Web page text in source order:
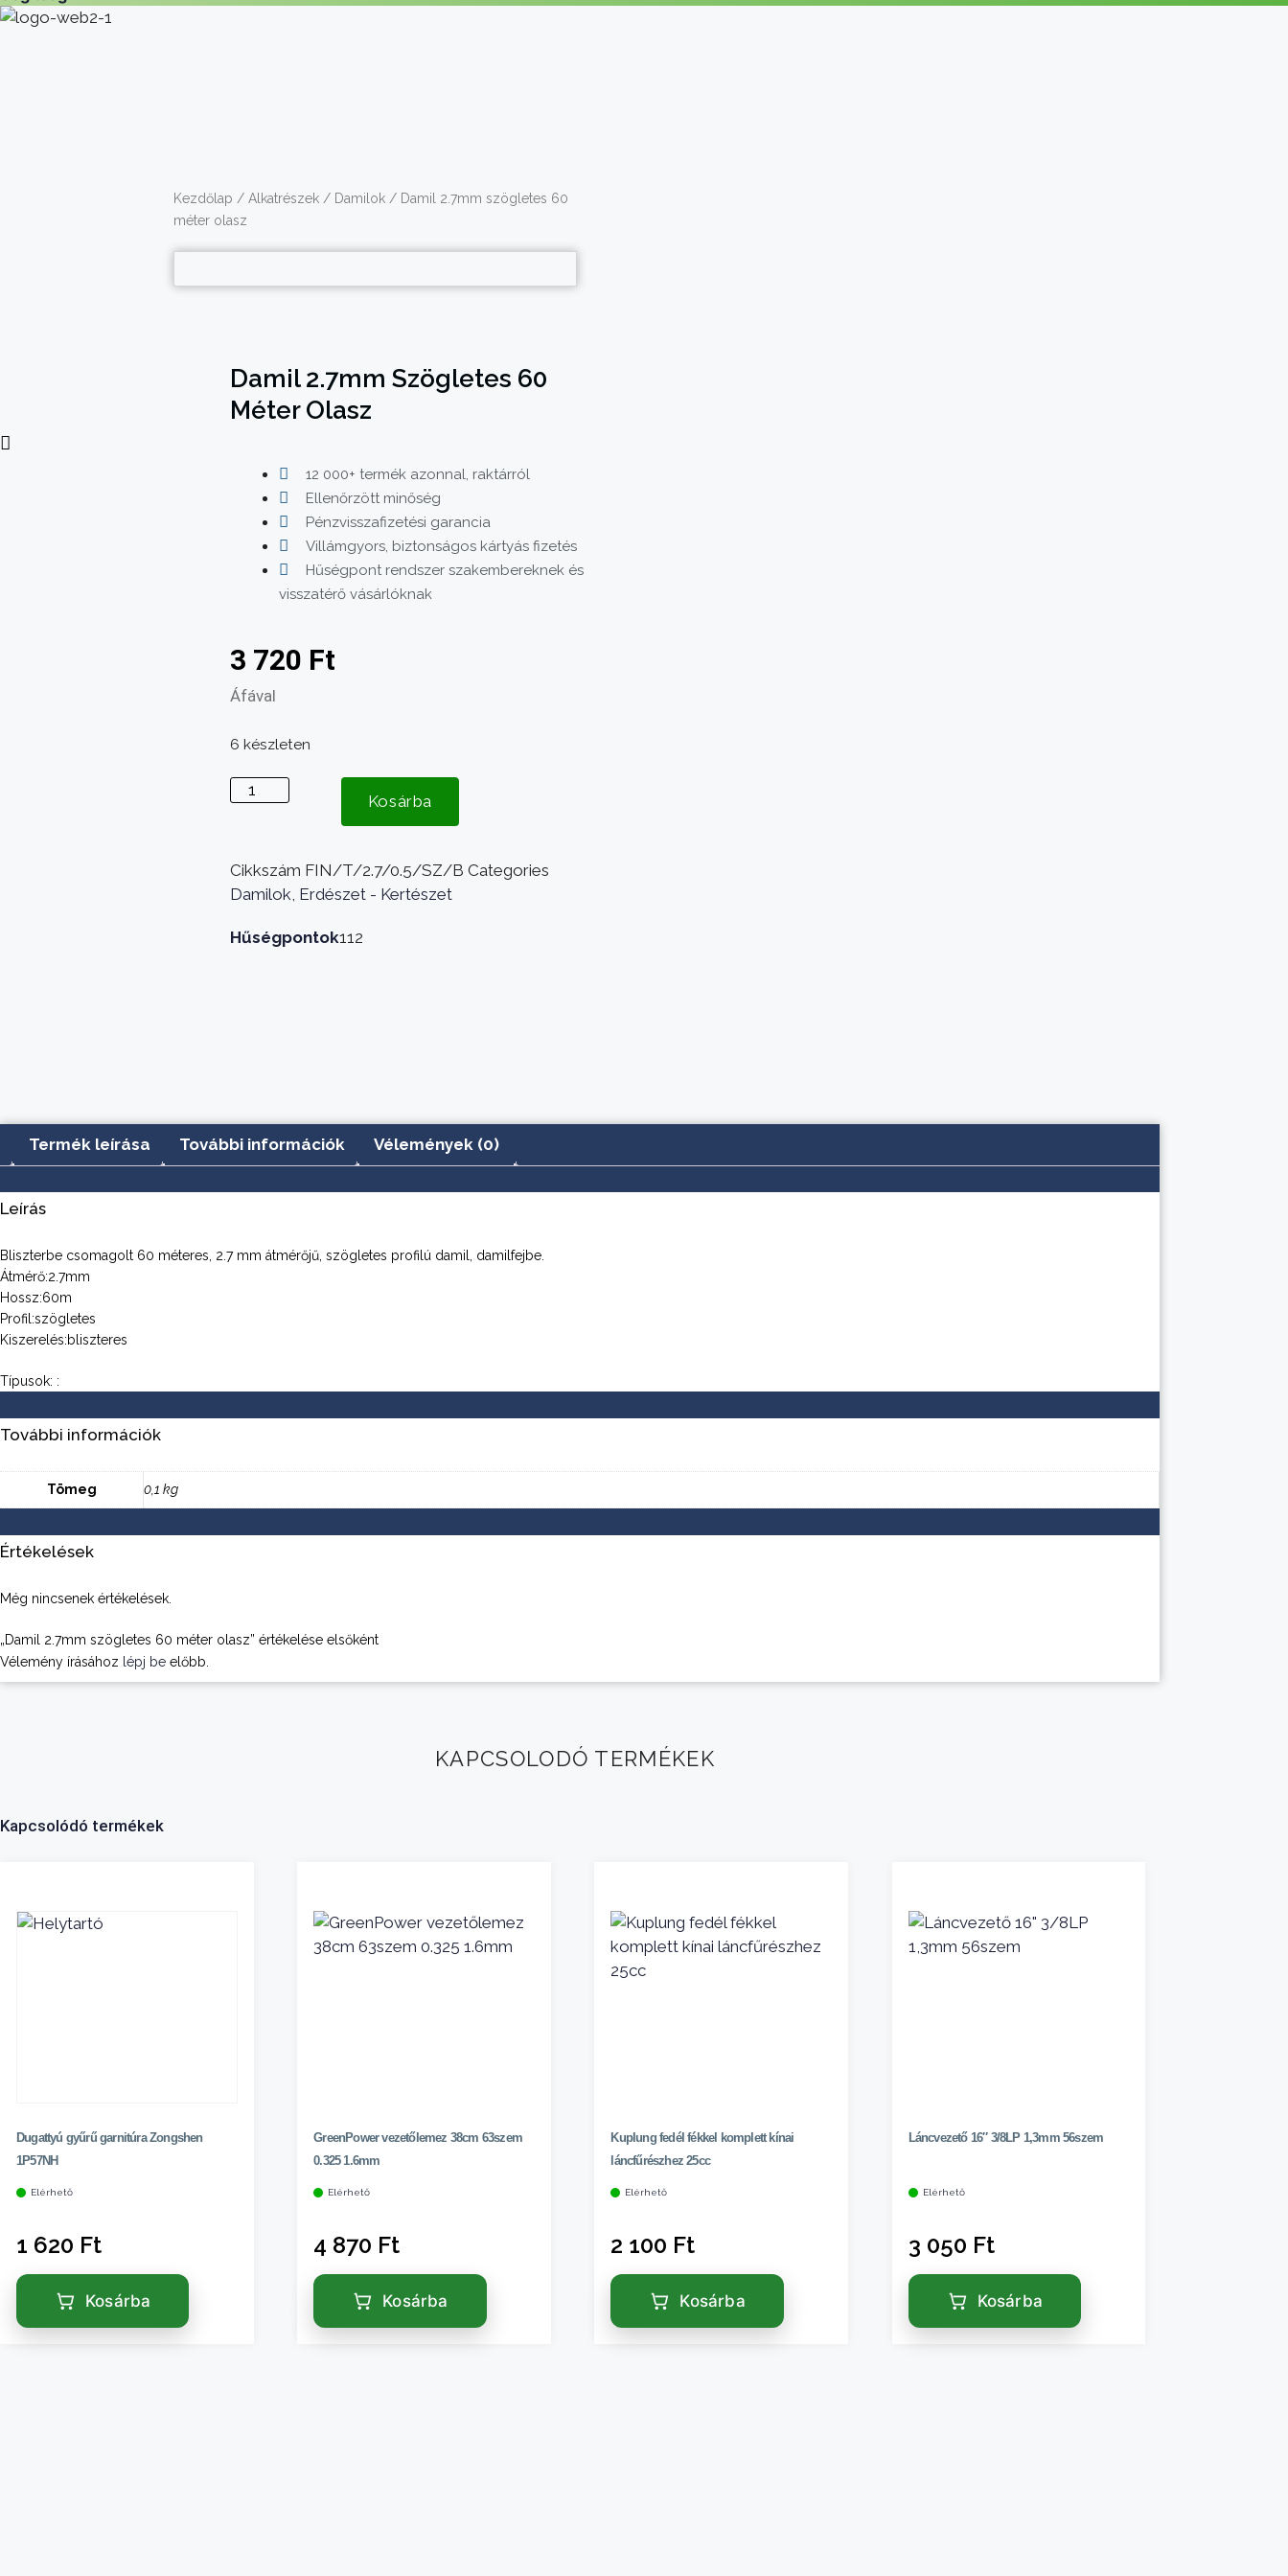
Kezdőlap / Alkatrészek / Damilok / Damil 2.7mm szögletes 60
méter olasz
Damil 2.7mm Szögletes 60
Méter Olasz
12 000+ termék azonnal, raktárról
Ellenőrzött minőség
Pénzvisszafizetési garancia
Villámgyors, biztonságos kártyás fizetés
Hűségpont rendszer szakembereknek és
visszatérő vásárlóknak
3 720 Ft
Áfával
6 készleten
Damil
mennyiség
Kosárba
Cikkszám FIN/T/2.7/0.5/SZ/B Categories
Damilok Erdészet - Kertészet
Hűségpontok112
Termék leírása További információk Vélemények (0)
Leírás
Bliszterbe csomagolt 60 méteres, 2.7 mm átmérőjű, szögletes profilú damil, damilfejbe.
Átmérő:2.7mm
Hossz:60m
Profil:szögletes
Kiszerelés:bliszteres
Típusok: :
További információk
Tömeg 0,1 kg
Értékelések
Még nincsenek értékelések.
„Damil 2.7mm szögletes 60 méter olasz” értékelése elsőként
Vélemény írásához lépj be előbb.
KAPCSOLODÓ TERMÉKEK
Kapcsolódó termékek
Dugattyú gyűrű garnitúra Zongshen
1P57NH
Elérhető
1 620 Ft
Kosárba
GreenPower vezetőlemez 38cm 63szem
0.325 1.6mm
Elérhető
4 870 Ft
Kosárba
Kuplung fedél fékkel komplett kínai
láncfűrészhez 25cc
Elérhető
2 100 Ft
Kosárba
Láncvezető 16″ 3/8LP 1,3mm 56szem
Elérhető
3 050 Ft
Kosárba